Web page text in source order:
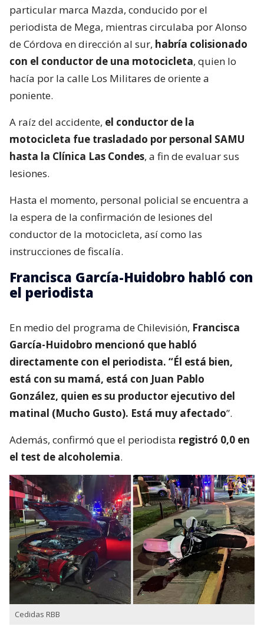
particular marca Mazda, conducido por el
periodista de Mega, mientras circulaba por Alonso
de Córdova en dirección al sur, habría colisionado
con el conductor de una motocicleta, quien lo
hacía por la calle Los Militares de oriente a
poniente.
A raíz del accidente, el conductor de la
motocicleta fue trasladado por personal SAMU
hasta la Clínica Las Condes, a fin de evaluar sus
lesiones.
Hasta el momento, personal policial se encuentra a
la espera de la confirmación de lesiones del
conductor de la motocicleta, así como las
instrucciones de fiscalía.
Francisca García-Huidobro habló con
el periodista
En medio del programa de Chilevisión, Francisca
García-Huidobro mencionó que habló
directamente con el periodista. “Él está bien,
está con su mamá, está con Juan Pablo
González, quien es su productor ejecutivo del
matinal (Mucho Gusto). Está muy afectado”.
Además, confirmó que el periodista registró 0,0 en
el test de alcoholemia.
Cedidas RBB